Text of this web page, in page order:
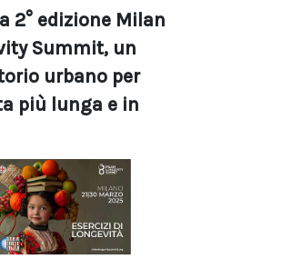
2° edizione Milan
Summit, un
urbano per
più lunga e in